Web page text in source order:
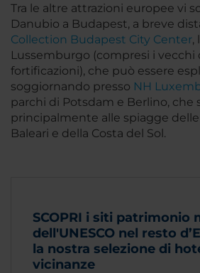
Tra le altre attrazioni europee vi
Danubio a Budapest, a breve
Collection Budapest City Center,
Lussemburgo (compresi i vecchi
fortificazioni), che può essere
soggiornando presso NH
parchi di Potsdam e Berlino, che
principalmente alle spiagge delle
Baleari e della Costa del Sol.
SCOPRI i siti patrimonio
dell'UNESCO nel resto
la nostra selezione di
vicinanze